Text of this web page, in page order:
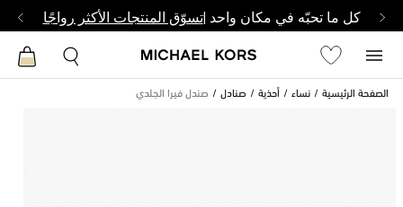
كل ما تحبّه في مكان واحد |تسوّق المنتجات الأكثر رواجًا
الصفحة الرئيسية نساء أحذية صنادل صندل فيرا الجلدي